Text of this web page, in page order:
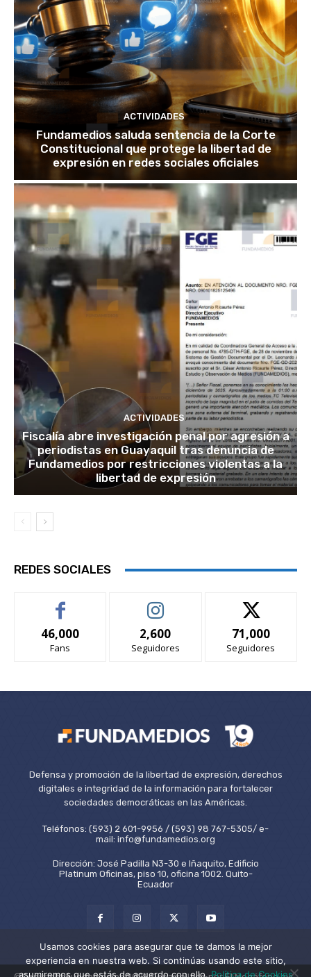
ACTIVIDADES
Fundamedios saluda sentencia de la Corte
Constitucional que protege la libertad de
expresión en redes sociales oficiales
ACTIVIDADES
Fiscalía abre investigación penal por agresión a
periodistas en Guayaquil tras denuncia de
Fundamedios por restricciones violentas a la
libertad de expresión
REDES SOCIALES
46,000
Fans
2,600
Seguidores
71,000
Seguidores
Defensa y promoción de la libertad de expresión, derechos
digitales e integridad de la información para fortalecer
sociedades democráticas en las Américas.
Teléfonos: (593) 2 601-9956 / (593) 98 767-5305/ e-
mail: info@fundamedios.org
Dirección: José Padilla N3-30 e Iñaquito, Edificio
Platinum Oficinas, piso 10, oficina 1002. Quito-
Ecuador
Usamos cookies para asegurar que te damos la mejor
experiencia en nuestra web. Si continúas usando este sitio,
asumiremos que estás de acuerdo con ello.Política de Cookies